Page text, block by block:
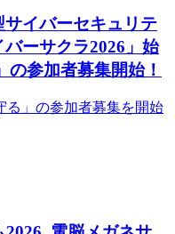
イバーセキュリテ
ーサクラ2026」始
参加者募集開始！
る」の参加者募集を開始